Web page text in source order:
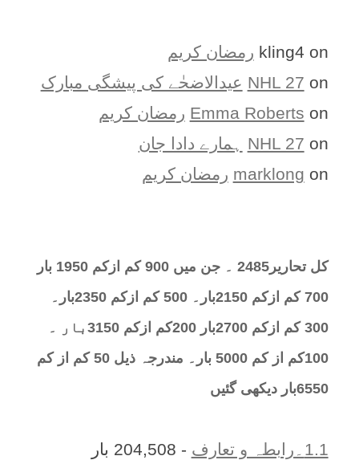
kling4 on
رمضان کریم
NHL 27 on
عیدالاضحٰے کی پیشگی مبارک
Emma Roberts on
رمضان کریم
NHL 27 on
ہمارے دادا جان
marklong on رمضان کریم
کل تحارير2485 ۔ جن میں 900 کم ازکم 1950 بار
700 کم ازکم 2150بار۔ 500 کم ازکم 2350بار۔
300 کم ازکم 2700بار 200کم ازکم 3150بار ۔
100کم از کم 5000 بار۔ مندرجہ ذیل 50 کم از کم
6550بار دیکھی گئیں
1.1۔رابطہ و تعارف
- 204,508 بار